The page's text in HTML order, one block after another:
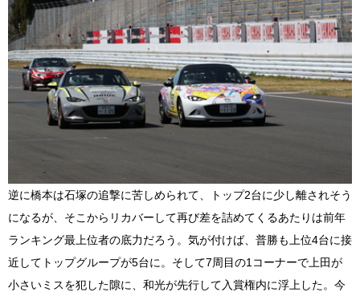
逆に橋本は石塚の追撃に苦しめられて、トップ2台に少し離されそう
になるが、そこからリカバーして再び差を詰めてくるあたりは前年
ランキング最上位者の底力だろう。気が付けば、普勝も上位4台に接
近してトップグループが5台に。そして7周目の1 コーナーで上田が
小さいミスを犯した隙に、和光が先行して入賞権内に浮上した。今